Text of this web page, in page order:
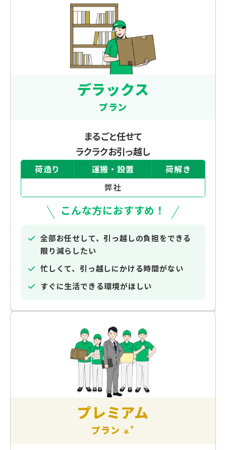
デラックス
プラン
まるごと任せて
ラクラクお引っ越し
荷造り 運搬・設置
荷解き
弊社
こんな方におすすめ！
全部お任せして、引っ越しの負担をできる
限り減らしたい
忙しくて、引っ越しにかける時間がない
すぐに生活できる環境がほしい
プレミアム
プラン